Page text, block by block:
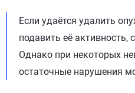
Если удаётся удалить
подавить её
Однако при некоторых
остаточные нарушения